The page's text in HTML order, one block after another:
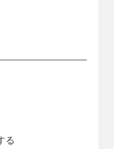
る